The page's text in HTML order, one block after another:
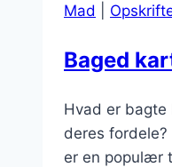
Mad
Baged
Hvad er
deres
er en populær